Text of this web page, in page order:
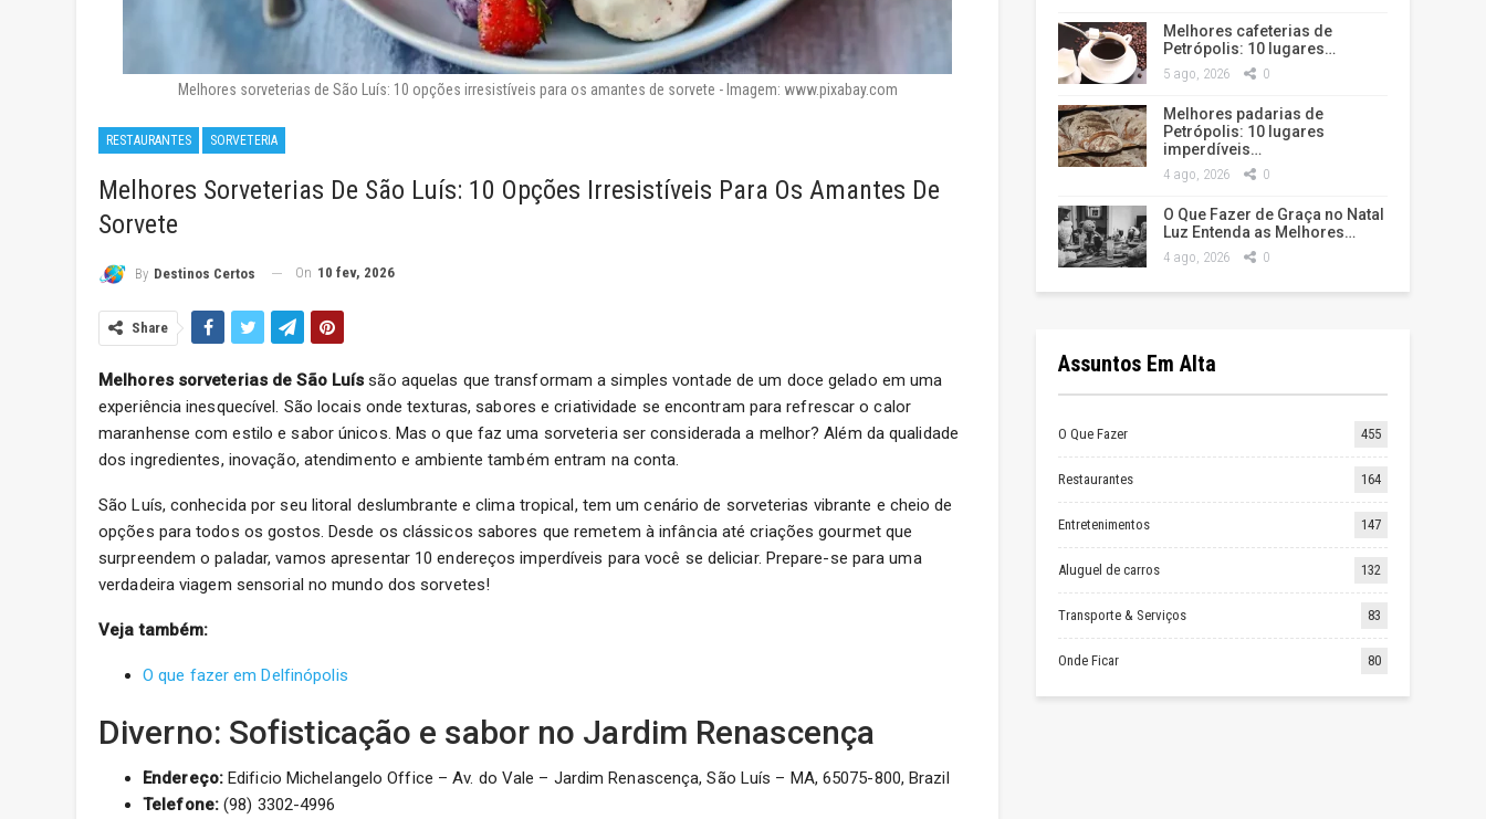
Melhores sorveterias de São Luís: 10 opções irresistíveis para os amantes de sorvete - Imagem: www.pixabay.com
RESTAURANTES SORVETERIA
Melhores Sorveterias De São Luís: 10 Opções Irresistíveis Para Os Amantes De
Sorvete
By Destinos Certos On 10 fev, 2026
Share
Melhores sorveterias de São Luís são aquelas que transformam a simples vontade de um doce gelado em uma
experiência inesquecível. São locais onde texturas, sabores e criatividade se encontram para refrescar o calor
maranhense com estilo e sabor únicos. Mas o que faz uma sorveteria ser considerada a melhor? Além da qualidade
dos ingredientes, inovação, atendimento e ambiente também entram na conta.
São Luís, conhecida por seu litoral deslumbrante e clima tropical, tem um cenário de sorveterias vibrante e cheio de
opções para todos os gostos. Desde os clássicos sabores que remetem à infância até criações gourmet que
surpreendem o paladar, vamos apresentar 10 endereços imperdíveis para você se deliciar. Prepare-se para uma
verdadeira viagem sensorial no mundo dos sorvetes!
Veja também:
O que fazer em Delfinópolis
Diverno: Sofisticação e sabor no Jardim Renascença
Endereço:Edificio Michelangelo Office – Av. do Vale – Jardim Renascença, São Luís – MA, 65075-800, Brazil
Telefone:(98) 3302-4996
Melhores cafeterias de
Petrópolis: 10 lugares…
5 ago, 2026 0
Melhores padarias de
Petrópolis: 10 lugares
imperdíveis…
4 ago, 2026 0
O Que Fazer de Graça no Natal
Luz Entenda as Melhores…
4 ago, 2026 0
Assuntos Em Alta
O Que Fazer 455
Restaurantes 164
Entretenimentos 147
Aluguel de carros 132
Transporte & Serviços 83
Onde Ficar 80